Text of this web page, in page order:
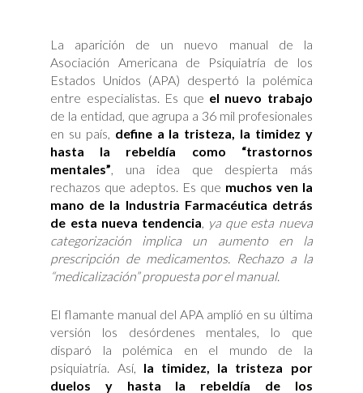
La aparición de un nuevo manual de la
Asociación Americana de Psiquiatría de los
Estados Unidos (APA) despertó la polémica
entre especialistas. Es que el nuevo trabajo
de la entidad, que agrupa a 36 mil profesionales
en su país, define a la tristeza, la timidez y
hasta la rebeldía como “trastornos
mentales” , una idea que despierta más
rechazos que adeptos. Es que muchos ven la
mano de la Industria Farmacéutica detrás
de esta nueva tendencia ya que esta nueva
categorización implica un aumento en la
prescripción de medicamentos. Rechazo a la
“medicalización” propuesta por el manual.
El flamante manual del APA amplió en su última
versión los desórdenes mentales, lo que
disparó la polémica en el mundo de la
psiquiatría. Así, la timidez, la tristeza por
duelos y hasta la rebeldía de los